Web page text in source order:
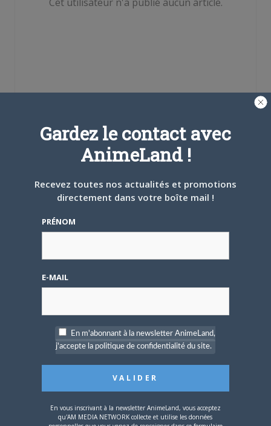
Se souvenir de moi
Créer un
compte
carte !
Si votre ville n'est pas dans la liste,contactez-nous!
Gardez le contact avec
AnimeLand !
Recevez toutes nos actualités et promotions
directement dans votre boîte mail !
PRÉNOM
E-MAIL
En m'abonnant à la newsletter AnimeLand,
j'accepte la politique de confidentialité du site.
En vous inscrivant à la newsletter AnimeLand, vous acceptez
qu'AM MEDIA NETWORK collecte et utilise les données